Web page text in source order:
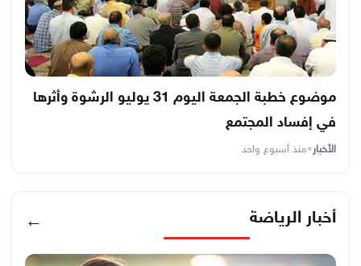
موضوع خطبة الجمعة اليوم 31 يوليو الرشوة وأثرها
في إفساد المجتمع
الأخبار•منذ أسبوع واحد
أخبار الرياضة ←